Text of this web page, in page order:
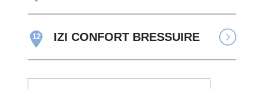
12 IZI CONFORT BRESSUIRE